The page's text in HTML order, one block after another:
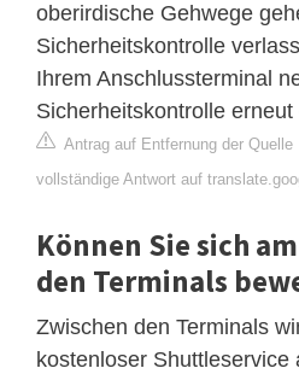
oberirdische Gehwege
Sicherheitskontrolle
Ihrem Anschlussterminal
Sicherheitskontrolle
Antrag auf Entfernung der Quelle
vollständige Antwort auf
Können Sie sich
den Terminals
Zwischen den Terminals
kostenloser Shuttleservice